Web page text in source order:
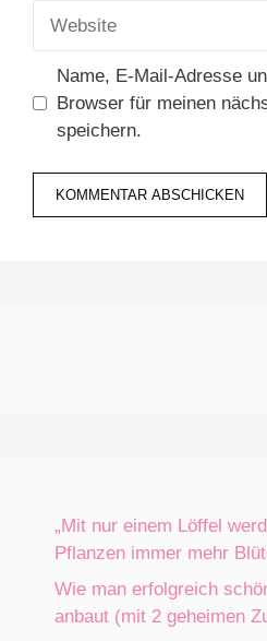
Name, E-Mail-Adresse
Browser für meinen
speichern.
„Mit nur einem Löffel
Pflanzen immer mehr
Wie man erfolgreich
anbaut (mit 2 geheimen